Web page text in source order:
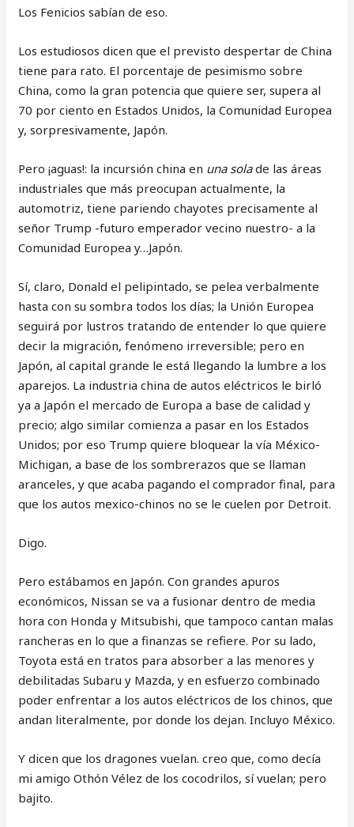
Los Fenicios sabían de eso.
Los estudiosos dicen que el previsto despertar de China
tiene para rato. El porcentaje de pesimismo sobre
China, como la gran potencia que quiere ser, supera al
70 por ciento en Estados Unidos, la Comunidad Europea
y, sorpresivamente, Japón.
Pero ¡aguas!: la incursión china en una solade las áreas
industriales que más preocupan actualmente, la
automotriz, tiene pariendo chayotes precisamente al
señor Trump -futuro emperador vecino nuestro- a la
Comunidad Europea y…Japón.
Sí, claro, Donald el pelipintado, se pelea verbalmente
hasta con su sombra todos los días; la Unión Europea
seguirá por lustros tratando de entender lo que quiere
decir la migración, fenómeno irreversible; pero en
Japón, al capital grande le está llegando la lumbre a los
aparejos. La industria china de autos eléctricos le birló
ya a Japón el mercado de Europa a base de calidad y
precio; algo similar comienza a pasar en los Estados
Unidos; por eso Trump quiere bloquear la vía México-
Michigan, a base de los sombrerazos que se llaman
aranceles, y que acaba pagando el comprador final, para
que los autos mexico-chinos no se le cuelen por Detroit.
Digo.
Pero estábamos en Japón. Con grandes apuros
económicos, Nissan se va a fusionar dentro de media
hora con Honda y Mitsubishi, que tampoco cantan malas
rancheras en lo que a finanzas se refiere. Por su lado,
Toyota está en tratos para absorber a las menores y
debilitadas Subaru y Mazda, y en esfuerzo combinado
poder enfrentar a los autos eléctricos de los chinos, que
andan literalmente, por donde los dejan. Incluyo México.
Y dicen que los dragones vuelan. creo que, como decía
mi amigo Othón Vélez de los cocodrilos, sí vuelan; pero
bajito.